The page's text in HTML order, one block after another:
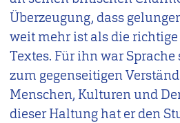
Überzeugung, dass
weit mehr ist als die
Textes. Für ihn war
zum gegenseitigen
Menschen, Kulturen und
dieser Haltung hat er den